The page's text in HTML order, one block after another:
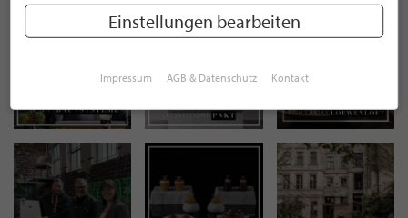
Einstellungen bearbeiten
Impressum AGB & Datenschutz Kontakt